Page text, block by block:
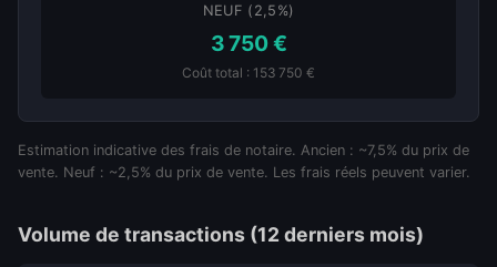
NEUF (2,5%)
3 750 €
Coût total : 153 750 €
Estimation indicative des frais de notaire. Ancien : ~7,5% du prix de
vente. Neuf : ~2,5% du prix de vente. Les frais réels peuvent varier.
Volume de transactions (12 derniers mois)